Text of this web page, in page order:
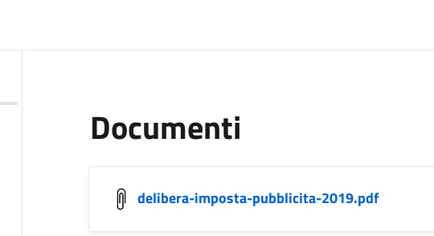
Documenti
delibera-imposta-pubblicita-2019.pdf